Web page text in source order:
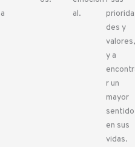
al.
priorida
des y
valores,
y a
r un
mayor
sentido
en sus
vidas.